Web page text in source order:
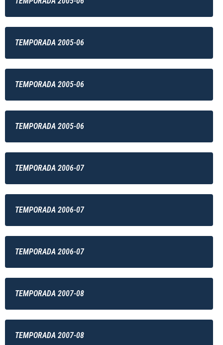
TEMPORADA 2005-06
TEMPORADA 2005-06
TEMPORADA 2005-06
TEMPORADA 2006-07
TEMPORADA 2006-07
TEMPORADA 2006-07
TEMPORADA 2007-08
TEMPORADA 2007-08